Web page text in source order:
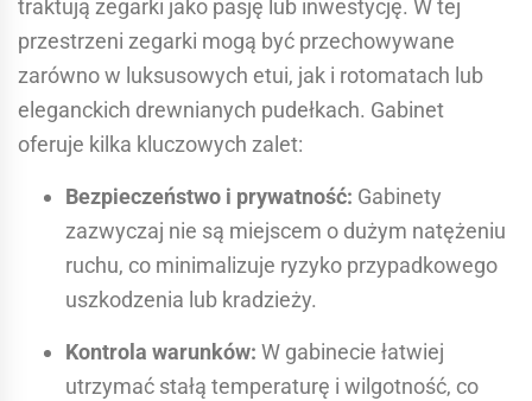
traktują zegarki jako pasję lub inwestycję. W tej
przestrzeni zegarki mogą być przechowywane
zarówno w luksusowych etui, jak i rotomatach lub
eleganckich drewnianych pudełkach. Gabinet
oferuje kilka kluczowych zalet:
Bezpieczeństwo i prywatność: Gabinety
zazwyczaj nie są miejscem o dużym natężeniu
ruchu, co minimalizuje ryzyko przypadkowego
uszkodzenia lub kradzieży.
Kontrola warunków: W gabinecie łatwiej
utrzymać stałą temperaturę i wilgotność, co